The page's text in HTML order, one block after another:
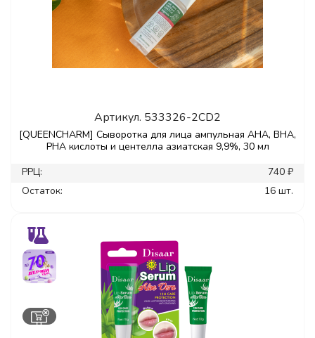
Артикул. 533326-2CD2
[QUEENCHARM] Сыворотка для лица ампульная AHA, BHA,
PHA кислоты и центелла азиатская 9,9%, 30 мл
РРЦ:
740 ₽
Остаток:
16 шт.